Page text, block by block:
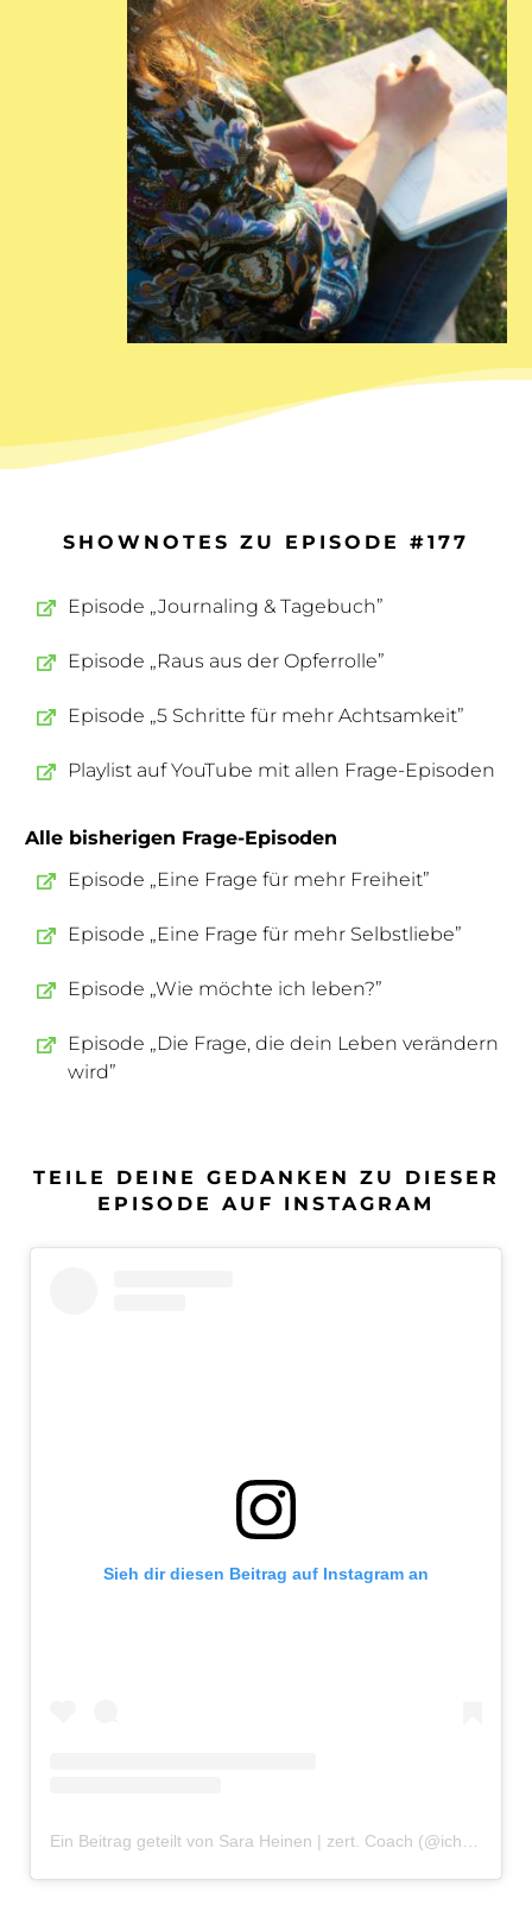
SHOWNOTES ZU EPISODE #177
Episode „Journaling & Tagebuch”
Episode „Raus aus der Opferrolle”
Episode „5 Schritte für mehr Achtsamkeit”
Playlist auf YouTube mit allen Frage-Episoden
Alle bisherigen Frage-Episoden
Episode „Eine Frage für mehr Freiheit”
Episode „Eine Frage für mehr Selbstliebe”
Episode „Wie möchte ich leben?”
Episode „Die Frage, die dein Leben verändern
wird”
TEILE DEINE GEDANKEN ZU DIESER
EPISODE AUF INSTAGRAM
Sieh dir diesen Beitrag auf Instagram an